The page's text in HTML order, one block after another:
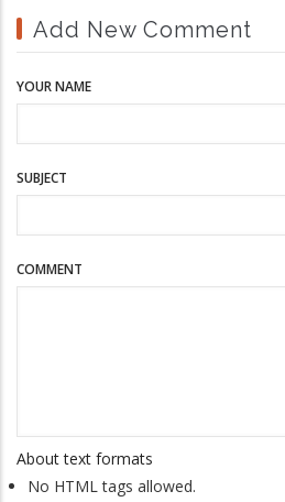
Add New Comment
YOUR NAME
SUBJECT
COMMENT
About text formats
No HTML tags allowed.